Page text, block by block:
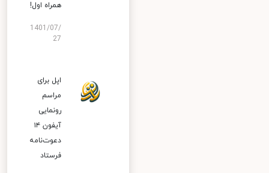
همراه اول!
1401/07/
27
اپل برای
مراسم
رونمایی
آیفون ۱۴
دعوت‌نامه
فرستاد